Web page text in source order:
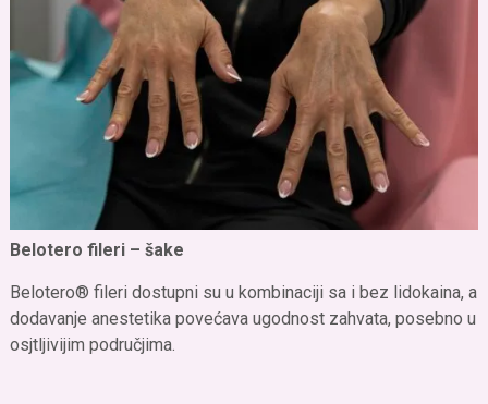
Belotero fileri – šake
Belotero® fileri dostupni su u kombinaciji sa i bez lidokaina, a
dodavanje anestetika povećava ugodnost zahvata, posebno u
osjtljivijim područjima.